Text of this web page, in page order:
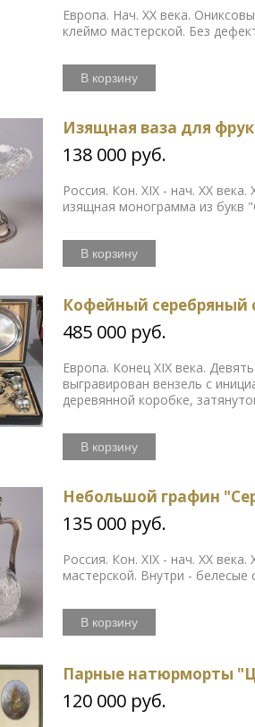
Европа. Нач. ХХ века.
клеймо мастерской. Без
В корзину
Изящная ваза для
138 000 руб.
Россия. Кон. XIX - нач. ХХ
изящная монограмма из букв
В корзину
Кофейный серебряный
485 000 руб.
Европа. Конец XIX века.
выгравирован вензель с
деревянной коробке,
В корзину
Небольшой графин
135 000 руб.
Россия. Кон. XIX - нач. ХХ
мастерской. Внутри -
В корзину
Парные натюрморты
120 000 руб.